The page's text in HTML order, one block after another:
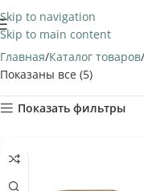
Skip to navigation
Skip to main content
Главная Каталог товаров
Показаны все (5)
Показать фильтры